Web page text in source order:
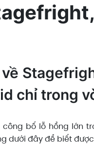
chỉ trong
bố lỗ hổng lớn
dưới đây để biết